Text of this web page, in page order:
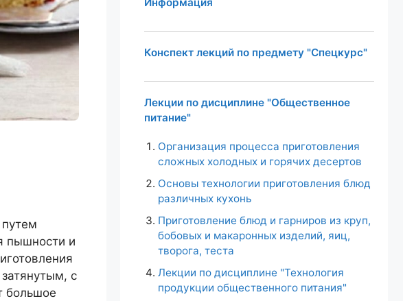
пышности и
с
большое
Конспект лекций по предмету "Спецкурс"
Лекции по дисциплине "Общественное
питание"
Организация процесса приготовления
сложных холодных и горячих десертов
Основы технологии приготовления блюд
различных кухонь
Приготовление блюд и гарниров из круп,
бобовых и макаронных изделий, яиц,
творога, теста
Лекции по дисциплине "Технология
продукции общественного питания"